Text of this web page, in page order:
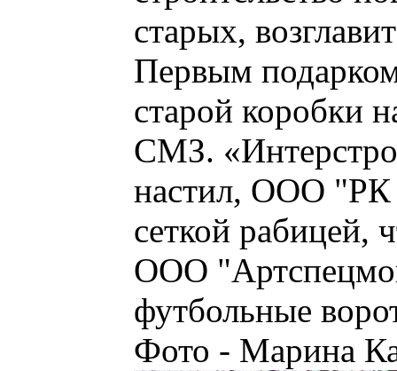
старых,
Первым
старой коробки
СМЗ.
настил, ООО "РК
сеткой рабицей,
ООО
футбольные
Фото - Марина